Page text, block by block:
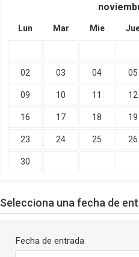
Lun Mar Mie
02 03 04 05
09 10 11 12
16 17 18 19
23 24 25 26
30
Selecciona una fecha de
Fecha de entrada